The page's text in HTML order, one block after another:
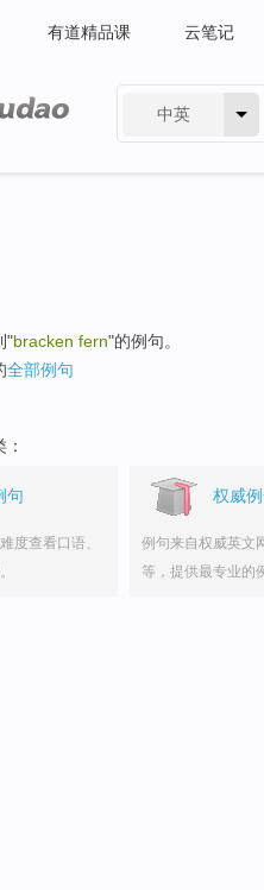
有道精品课 云笔记
中英
"bracken fern"的例句。
全部例句
句
度查看口语、
权威
例句来自权威英文
等，提供最专业的